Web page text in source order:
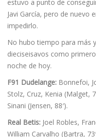
estuvo a punto de
Javi Garcí­a, pero de nuevo
impedirlo.
No hubo tiempo para más
dieciseisavos como
noche de hoy.
F91 Dudelange: Bonnefoi,
Stolz, Cruz, Kenia (Malget,
Sinani (Jensen, 88′).
Real Betis: Joel Robles,
William Carvalho (Bartra,